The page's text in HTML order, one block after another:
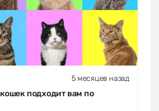
5 месяцев назад
подходит вам по